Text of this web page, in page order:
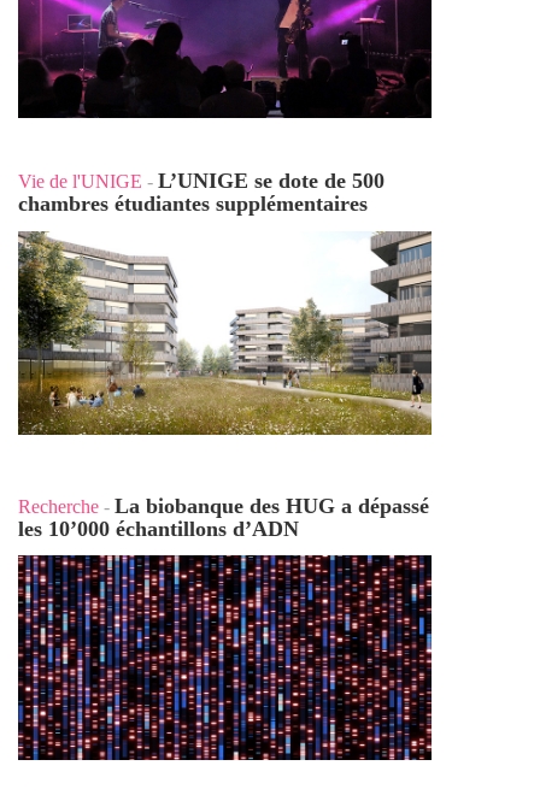
Vie de l'UNIGE - L’UNIGE se dote de 500
chambres étudiantes supplémentaires
Recherche - La biobanque des HUG a dépassé
les 10’000 échantillons d’ADN